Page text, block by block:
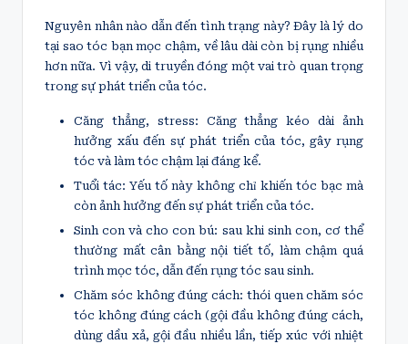
Nguyên nhân nào dẫn đến tình trạng này? Đây là lý do
tại sao tóc bạn mọc chậm, về lâu dài còn bị rụng nhiều
hơn nữa. Vì vậy, di truyền đóng một vai trò quan trọng
trong sự phát triển của tóc.
Căng thẳng, stress: Căng thẳng kéo dài ảnh
hưởng xấu đến sự phát triển của tóc, gây rụng
tóc và làm tóc chậm lại đáng kể.
Tuổi tác: Yếu tố này không chỉ khiến tóc bạc mà
còn ảnh hưởng đến sự phát triển của tóc.
Sinh con và cho con bú: sau khi sinh con, cơ thể
thường mất cân bằng nội tiết tố, làm chậm quá
trình mọc tóc, dẫn đến rụng tóc sau sinh.
Chăm sóc không đúng cách: thói quen chăm sóc
tóc không đúng cách (gội đầu không đúng cách,
dùng dầu xả, gội đầu nhiều lần, tiếp xúc với nhiệt